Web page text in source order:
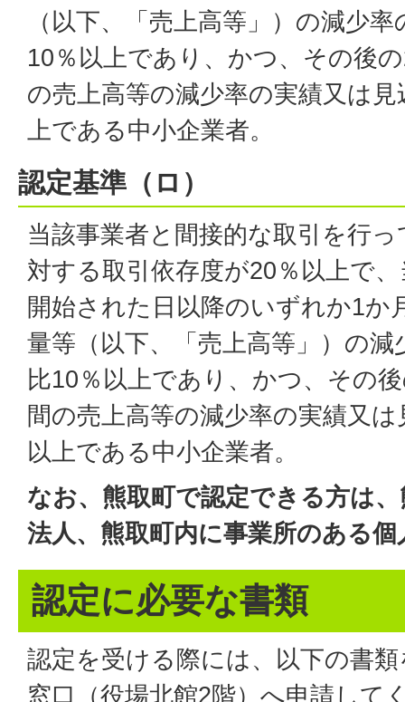
（以下、「売上高等」）の減少
10％以上であり、かつ、その後
の売上高等の減少率の実績又は
上である中小企業者。
認定基準（ロ）
当該事業者と間接的な取引を行
対する取引依存度が20％以上で
開始された日以降のいずれか1か
量等（以下、「売上高等」）の
比10％以上であり、かつ、その
間の売上高等の減少率の実績又
以上である中小企業者。
なお、熊取町で認定できる方は
法人、熊取町内に事業所のある
認定に必要な書類
認定を受ける際には、以下の書
窓口（役場北館2階）へ申請して